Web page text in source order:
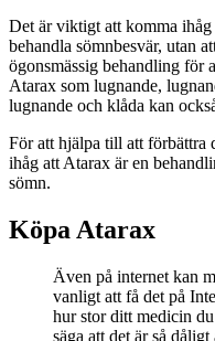
Det är viktigt att komma
behandla sömnbesvär, utan
ögonsmässig behandling för
Atarax som lugnande,
lugnande och klåda kan
För att hjälpa till att förbättra
ihåg att Atarax är en
sömn.
Köpa Atarax
Även på internet kan
vanligt att få det på
hur stor ditt medicin
säga att det är så